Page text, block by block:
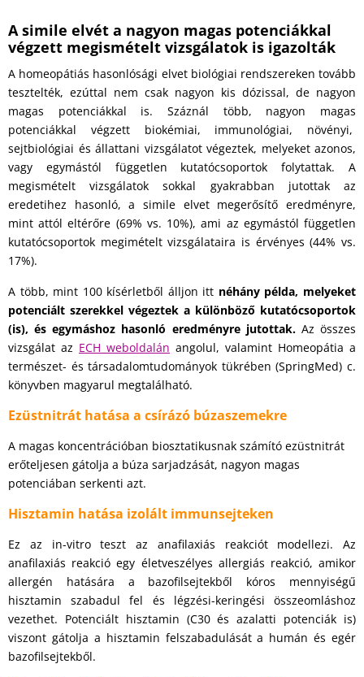
A simile elvét a nagyon magas potenciákkal
végzett megismételt vizsgálatok is igazolták
A homeopátiás hasonlósági elvet biológiai rendszereken tovább
tesztelték, ezúttal nem csak nagyon kis dózissal, de nagyon
magas potenciákkal is. Száznál több, nagyon magas
potenciákkal végzett biokémiai, immunológiai, növényi,
sejtbiológiai és állattani vizsgálatot végeztek, melyeket azonos,
vagy egymástól független kutatócsoportok folytattak. A
megismételt vizsgálatok sokkal gyakrabban jutottak az
eredetihez hasonló, a simile elvet megerősítő eredményre,
mint attól eltérőre (69% vs. 10%), ami az egymástól független
kutatócsoportok megimételt vizsgálataira is érvényes (44% vs.
17%).
A több, mint 100 kísérletből álljon itt néhány példa, melyeket
potenciált szerekkel végeztek a különböző kutatócsoportok
(is), és egymáshoz hasonló eredményre jutottak.Az összes
vizsgálat az ECH weboldalán angolul, valamint Homeopátia a
természet- és társadalomtudományok tükrében (SpringMed) c.
könyvben magyarul megtalálható.
Ezüstnitrát hatása a csírázó búzaszemekre
A magas koncentrációban biosztatikusnak számító ezüstnitrát
erőteljesen gátolja a búza sarjadzását, nagyon magas
potenciában serkenti azt.
Hisztamin hatása izolált immunsejteken
Ez az in-vitro teszt az anafilaxiás reakciót modellezi. Az
anafilaxiás reakció egy életveszélyes allergiás reakció, amikor
allergén hatására a bazofilsejtekből kóros mennyiségű
hisztamin szabadul fel és légzési-keringési összeomláshoz
vezethet. Potenciált hisztamin (C30 és azalatti potenciák is)
viszont gátolja a hisztamin felszabadulását a humán és egér
bazofilsejtekből.